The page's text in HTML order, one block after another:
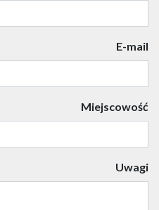
E-mail
Miejscowość
Uwagi